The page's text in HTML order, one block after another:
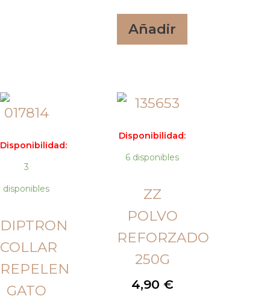
Añadir
Disponibilidad:
3
disponibles
DIPTRON
COLLAR
REPELEN
GATO
Disponibilidad:
6 disponibles
ZZ
POLVO
REFORZADO
250G
4,90 €